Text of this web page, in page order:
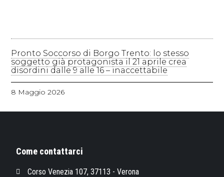
Pronto Soccorso di Borgo Trento: lo stesso
soggetto già protagonista il 21 aprile crea
disordini dalle 9 alle 16 – inaccettabile
8 Maggio 2026
Come contattarci
Corso Venezia 107, 37113 - Verona